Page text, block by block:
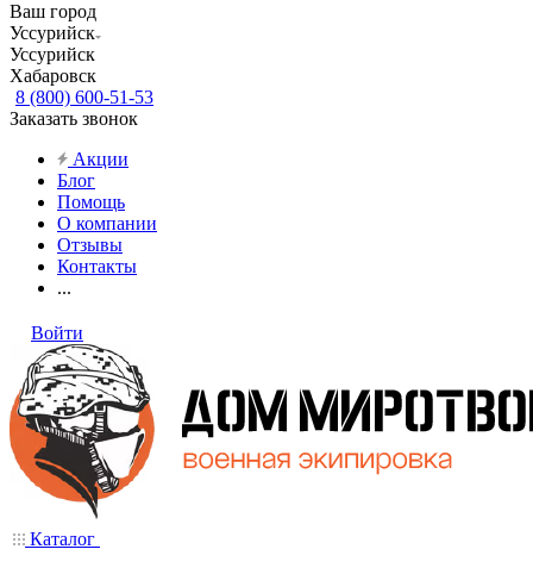
Ваш город
Уссурийск
Уссурийск
Хабаровск
8 (800) 600-51-53
Заказать звонок
Акции
Блог
Помощь
О компании
Отзывы
Контакты
...
Войти
Каталог